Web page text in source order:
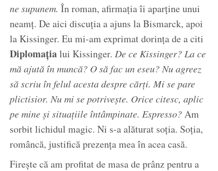
ne supunem. În roman, afirmația îi aparține unui
neamț. De aici discuția a ajuns la Bismarck, apoi
la Kissinger. Eu mi-am exprimat dorința de a citi
Diplomațialui Kissinger. De ce Kissinger? La ce
mă ajută în muncă? O să fac un eseu? Nu agreez
să scriu în felul acesta despre cărți. Mi se pare
plictisior. Nu mi se potrivește. Orice citesc, aplic
pe mine și situațiile întâmpinate. Espresso?Am
sorbit lichidul magic. Ni s-a alăturat soția. Soția,
româncă, justifică prezența mea în acea casă.
Firește că am profitat de masa de prânz pentru a